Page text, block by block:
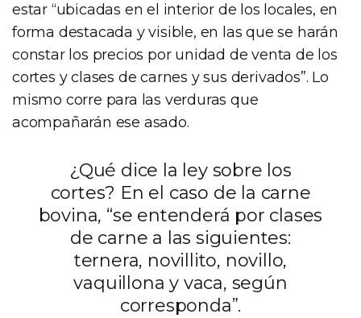
estar “ubicadas en el interior de los locales, en
forma destacada y visible, en las que se harán
constar los precios por unidad de venta de los
cortes y clases de carnes y sus derivados”. Lo
mismo corre para las verduras que
acompañarán ese asado.
¿Qué dice la ley sobre los
cortes? En el caso de la carne
bovina, “se entenderá por clases
de carne a las siguientes:
ternera, novillito, novillo,
vaquillona y vaca, según
corresponda”.